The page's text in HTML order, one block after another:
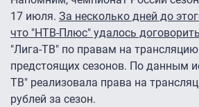
17 июля. За несколько дней до
что "НТВ-Плюс" удалось
"Лига-ТВ" по правам на
предстоящих сезонов. По данным
ТВ" реализовала права на
рублей за сезон.